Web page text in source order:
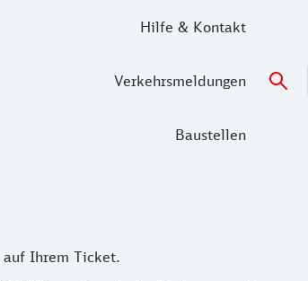
Hilfe & Kontakt
Verkehrsmeldungen
Baustellen
auf Ihrem Ticket.